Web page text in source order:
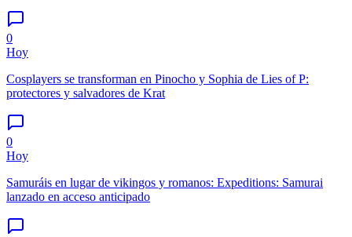
0
Hoy
Cosplayers se transforman en Pinocho y Sophia de Lies of P:
protectores y salvadores de Krat
0
Hoy
Samuráis en lugar de vikingos y romanos: Expeditions: Samurai
lanzado en acceso anticipado